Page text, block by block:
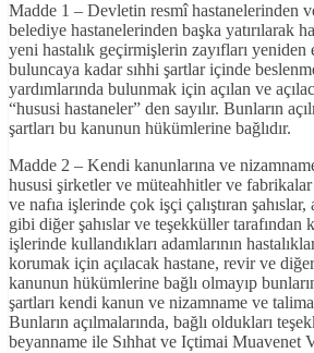
Madde 1 – Devletin resmî hastanelerinden
belediye hastanelerinden başka yatırılarak
yeni hastalık geçirmişlerin zayıfları
buluncaya kadar sıhhi şartlar içinde
yardımlarında bulunmak için açılan ve
“hususi hastaneler” den sayılır. Bunların
şartları bu kanunun hükümlerine bağlıdır.
Madde 2 – Kendi kanunlarına ve
hususi şirketler ve müteahhitler ve
ve nafıa işlerinde çok işçi çalıştıran
gibi diğer şahıslar ve teşekküller tarafından
işlerinde kullandıkları adamlarının
korumak için açılacak hastane, revir ve
kanunun hükümlerine bağlı olmayıp
şartları kendi kanun ve nizamname ve
Bunların açılmalarında, bağlı oldukları
beyanname ile Sıhhat ve Içtimai Muavenet